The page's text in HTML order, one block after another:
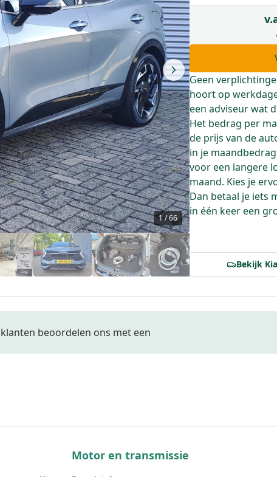
1/66
Geen
hoort op
een adviseur wat
Het bedrag per
de prijs van de
in je
voor een langere
maand. Kies je
Dan betaal je iets
in één keer een
Bekijk Kia
beoordelen ons met een
Motor en transmissie